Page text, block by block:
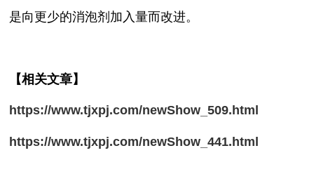
是向更少的消泡剂加入量而改进。
【相关文章】
https://www.tjxpj.com/newShow_509.html
https://www.tjxpj.com/newShow_441.html